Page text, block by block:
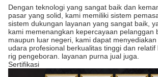
Dengan teknologi yang sangat baik dan
pasar yang solid, kami memiliki sistem
sistem dukungan layanan yang sangat baik,
kami memenangkan kepercayaan pelanggan
maupun luar negeri, kami dapat
udara profesional berkualitas tinggi dan relatif
rig pengeboran. layanan purna jual juga.
Sertifikasi